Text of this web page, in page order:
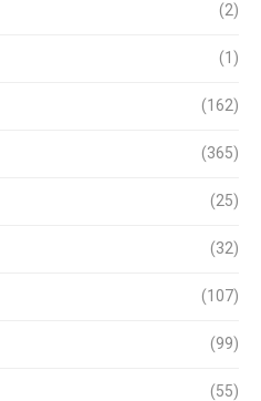
(2)
(1)
(162)
(365)
(25)
(32)
(107)
(99)
(55)